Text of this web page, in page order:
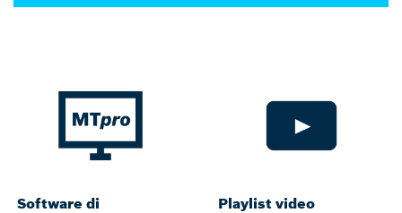
Software di
Playlist video